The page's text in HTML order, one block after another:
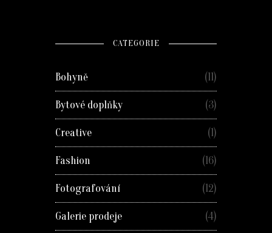
CATEGORIE
Bohyně (11)
Bytové doplňky (3)
Creative (1)
Fashion (16)
Fotografování (12)
Galerie prodeje (4)